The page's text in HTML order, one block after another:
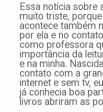
Essa notícia sobre
muito triste,
acontece também
por ela e no
como professora
importância da
e na minha.
contato com a
internet e sem tv,
já conhecia boa
livros abriram as